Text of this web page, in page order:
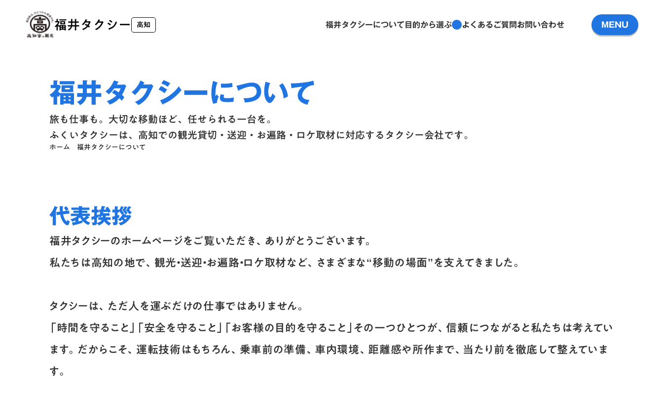
福井タクシー 高知 福井タクシーについて目的から選ぶ よくあるご質問お問い合わせ MENU
福井タクシーについて
旅も仕事も。 大切な移動ほど、任せられる一台を。
ふくいタクシーは、高知での観光貸切・送迎・お遍路・ロケ取材に対応するタクシー会社です。
ホーム 福井タクシーについて
代表挨拶
福井タクシーのホームページをご覧いただき、ありがとうございます。
私たちは高知の地で、観光・送迎・お遍路・ロケ取材など、さまざまな“移動の場面”を支えてきました。
タクシーは、ただ人を運ぶだけの仕事ではありません。
「時間を守ること」「安全を守ること」「お客様の目的を守ること」その一つひとつが、信頼につながると私たちは考えてい
ます。だからこそ、運転技術はもちろん、乗車前の準備、車内環境、距離感や所作まで、当たり前を徹底して整えていま
す。